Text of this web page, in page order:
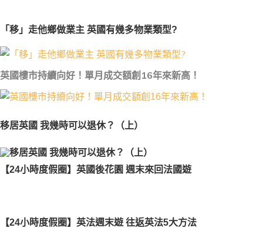
「移」走他鄉做業主 英國有幾多物業類型?
英國樓市持續向好！單月成交額創16年來新高！
移居英國 我幾時可以退休？（上）
【24小時度假圈】英國後花園 週末來回法國遊
【24小時度假圈】英法週末遊 往返英法5大方法